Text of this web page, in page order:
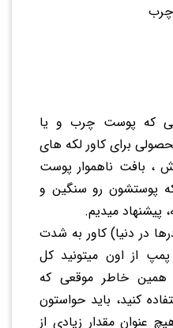
که پوست چرب و یا
برای کاور لکه های
بافت ناهموار پوست
پوستشون رو سنگین و
میدیم.
در دنیا) کاور به شدت
از اون میتونید کل
همین خاطر موقعی که
کنید، باید حواستون
عنوان مقدار زیادی از